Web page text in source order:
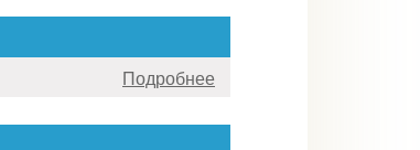
Подробнее